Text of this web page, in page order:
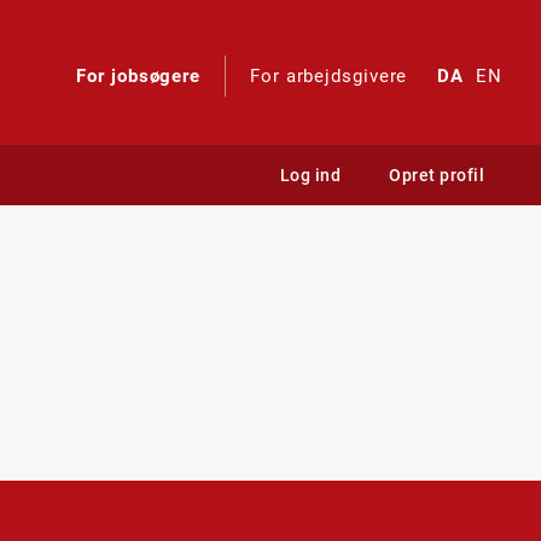
For jobsøgere For arbejdsgivere DA EN
Log ind Opret profil